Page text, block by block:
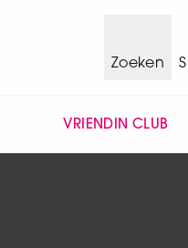
Zoeken
VRIENDIN CLUB